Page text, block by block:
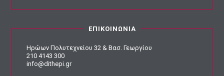
ΕΠΙΚΟΙΝΩΝΙΑ
Ηρώων Πολυτεχνείου 32 & Βασ. Γεωργίου
210 4143 300
info@dithepi.gr